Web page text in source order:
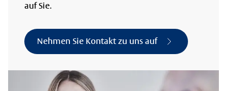
auf Sie.
Nehmen Sie Kontakt zu uns auf